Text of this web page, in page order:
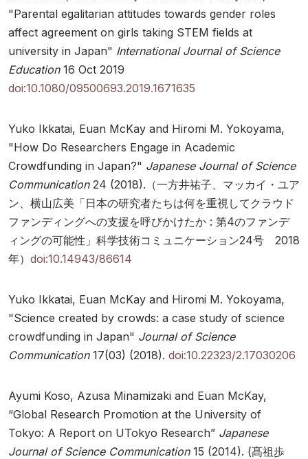
"Parental egalitarian attitudes towards gender roles
affect agreement on girls taking STEM fields at
university in Japan" International Journal of Science
Education16 Oct 2019
doi:10.1080/09500693.2019.1671635
Yuko Ikkatai, Euan McKay and Hiromi M. Yokoyama,
"How Do Researchers Engage in Academic
Crowdfunding in Japan?" Japanese Journal of Science
Communication24 (2018).（一方井祐子、マッカイ・ユア
ン、横山広美「日本の研究者たちは何を重視してクラウド
ファンディングへの支援を呼びかけたか : 第4のファンデ
ィングの可能性」科学技術コミュニケーション24号 2018
年） doi:10.14943/86614
Yuko Ikkatai, Euan McKay and Hiromi M. Yokoyama,
"Science created by crowds: a case study of science
crowdfunding in Japan" Journal of Science
Communication17(03) (2018). doi:10.22323/2.17030206
Ayumi Koso, Azusa Minamizaki and Euan McKay,
“Global Research Promotion at the University of
Tokyo: A Report on UTokyo Research” Japanese
Journal of Science Communication 15 (2014). (髙祖歩